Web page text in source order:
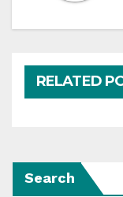
RELATED
Search